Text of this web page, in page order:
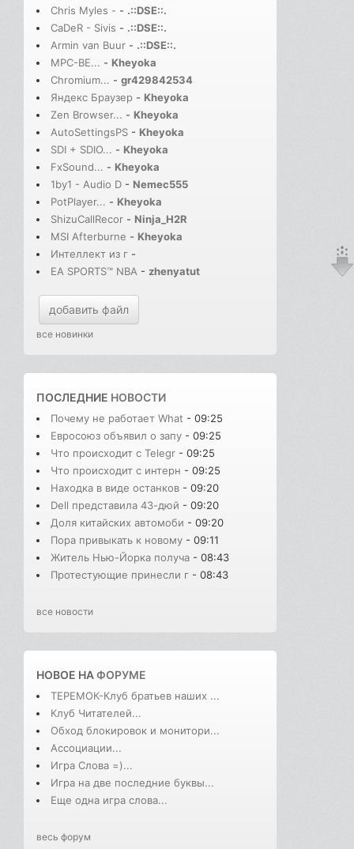
Chris Myles - - .::DSE::.
CaDeR - Sivis - .::DSE::.
Armin van Buur - .::DSE::.
MPC-BE... - Kheyoka
Chromium... - gr429842534
Яндекс Браузер - Kheyoka
Zen Browser... - Kheyoka
AutoSettingsPS - Kheyoka
SDI + SDIO... - Kheyoka
FxSound... - Kheyoka
1by1 - Audio D - Nemec555
PotPlayer... - Kheyoka
ShizuCallRecor - Ninja_H2R
MSI Afterburne - Kheyoka
Интеллект из г -
EA SPORTS™ NBA - zhenyatut
добавить файл
все новинки
ПОСЛЕДНИЕ НОВОСТИ
Почему не работает What - 09:25
Евросоюз объявил о запу - 09:25
Что происходит с Telegr - 09:25
Что происходит с интерн - 09:25
Находка в виде останков - 09:20
Dell представила 43-дюй - 09:20
Доля китайских автомоби - 09:20
Пора привыкать к новому - 09:11
Житель Нью-Йорка получа - 08:43
Протестующие принесли г - 08:43
все новости
НОВОЕ НАФОРУМЕ
ТЕРЕМОК-Клуб братьев наших ...
Клуб Читателей...
Обход блокировок и монитори...
Ассоциации...
Игра Слова =)...
Игра на две последние буквы...
Еще одна игра слова...
весь форум